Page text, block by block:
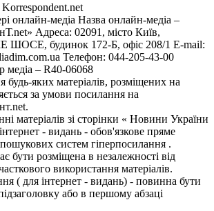
онлайн-медіа Назва онлайн-медіа –
Адреса: 02091, місто Київ,
будинок 172-Б, офіс 208/1 E-mail:
Телефон: 044-205-43-00
медіа – R40-06068
будь-яких матеріалів, розміщених на
за умови посилання на
матеріалів зі сторінки « Новини України
- видань - обов'язкове пряме
систем гіперпосилання .
бути розміщена в незалежності від
використання матеріалів.
( для інтернет - видань) - повинна бути
або в першому абзаці